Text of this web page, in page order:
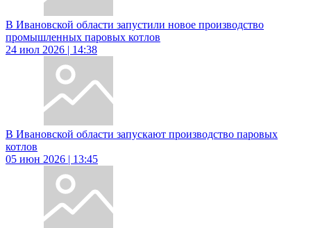
В Ивановской области запустили новое производство
промышленных паровых котлов
24 июл 2026 | 14:38
В Ивановской области запускают производство паровых
котлов
05 июн 2026 | 13:45